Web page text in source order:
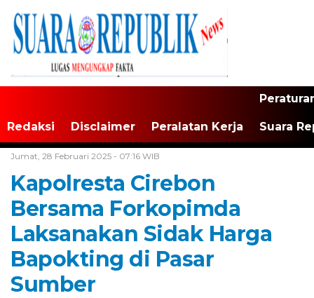
Redaksi Disclaimer Peralatan Kerja Suara
Jumat, 28 Februari 2025 - 07:16 WIB
Kapolresta Cirebon
Bersama Forkopimda
Laksanakan Sidak Harga
Bapokting di Pasar
Sumber